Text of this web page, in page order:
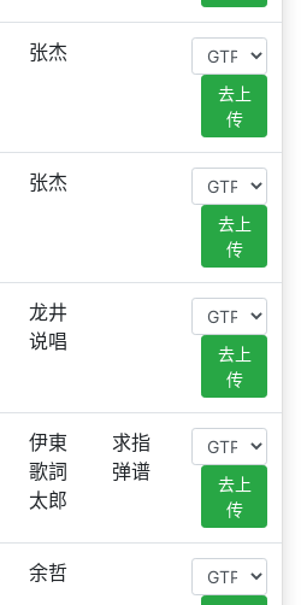
张杰
去上
传
张杰
去上
传
龙井
说唱
去上
传
伊東
歌詞
太郎
求指
弹谱
去上
传
余哲